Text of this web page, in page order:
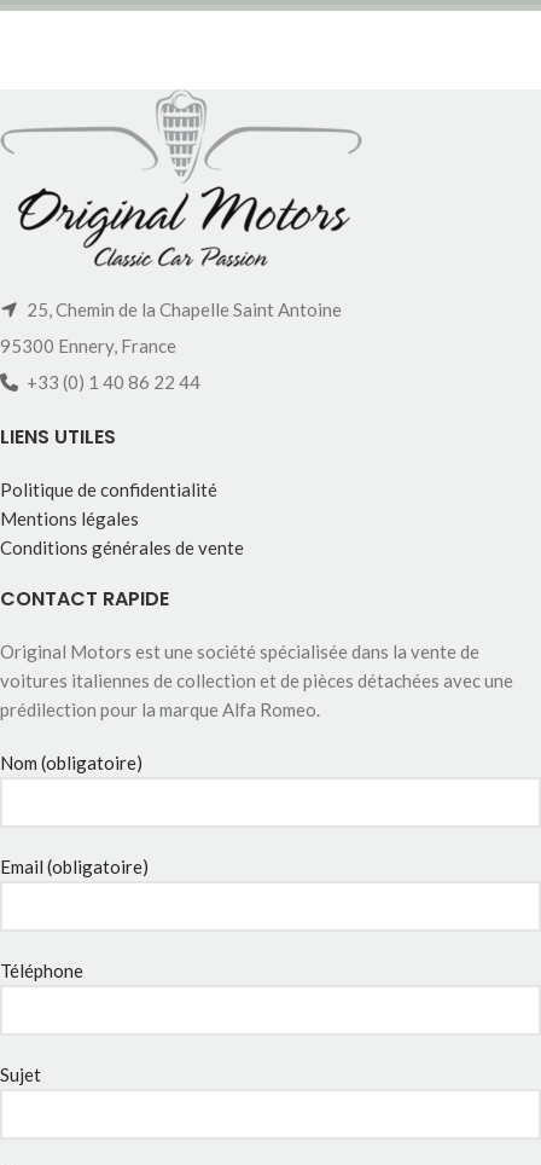
25, Chemin de la Chapelle Saint Antoine
95300 Ennery, France
+33 (0) 1 40 86 22 44
LIENS UTILES
Politique de confidentialité
Mentions légales
Conditions générales de vente
CONTACT RAPIDE
Original Motors est une société spécialisée dans la vente de
voitures italiennes de collection et de pièces détachées avec une
prédilection pour la marque Alfa Romeo.
Nom (obligatoire)
Email (obligatoire)
Téléphone
Sujet